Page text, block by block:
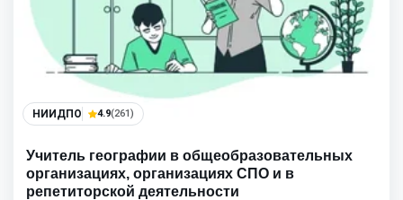
НИИДПО 4.9(261)
Учитель географии в общеобразовательных
организациях, организациях СПО и в
репетиторской деятельности